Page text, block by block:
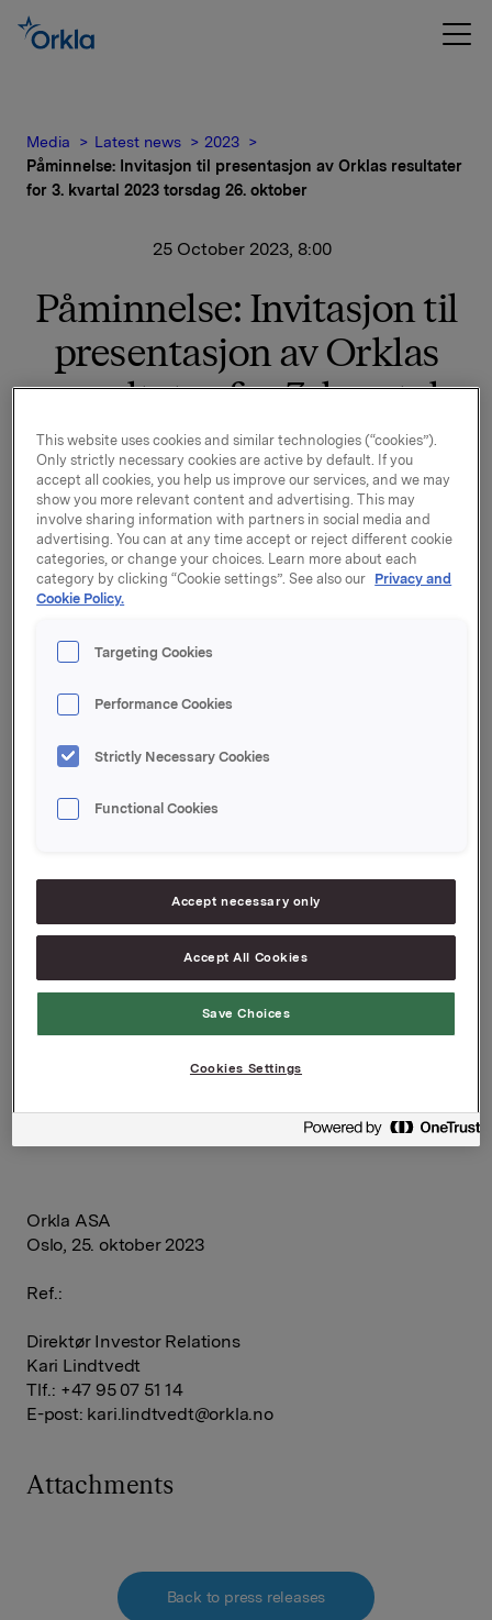
Media Latest news
2023
Påminnelse: Invitasjon til presentasjon av Orklas resultater
for 3. kvartal 2023 torsdag 26. oktober
25 October 2023, 8:00
Påminnelse: Invitasjon til
presentasjon av Orklas
resultater for 3. kvartal
2023 torsdag 26. oktober
Orkla offentliggjør resultater for 3. kvartal 2023
torsdag 26. oktober 2023 kl. 07.00.
Kvartalsrapporten og presentasjonsmaterialet blir
samtidig gjort tilgjengelig på
https://investors.orkla.com/English/norsk/nyhetsarkiv
Presentasjon av resultatene holdes kl. 08.00 i
Presentasjonen, samt påfølgende Q&A, holdes på
https://investors.orkla.com(direkte link:
1/presentations/NjJT4fDpHMdLSFJ0IC1a
på telefon:
Internasjonalt: +44 (0) 20 3350 7550
PIN-kode: 7442210#
Det er anledning til å stille spørsmål i salen eller
skriftlig på webcasten.
registrere seg på forhånd ved å sende en epost til:
resepsjon for utdeling av adgangskort.
Orkla ASA
Oslo, 25. oktober 2023
Ref.:
Direktør Investor Relations
Kari Lindtvedt
Tlf.: +47 95 07 51 14
E-post: kari.lindtvedt@orkla.no
Attachments
Back to press releases
This website uses cookies and similar technologies (“cookies”).
Only strictly necessary cookies are active by default. If you
accept all cookies, you help us improve our services, and we may
show you more relevant content and advertising. This may
involve sharing information with partners in social media and
advertising. You can at any time accept or reject different cookie
categories, or change your choices. Learn more about each
category by clicking “Cookie settings”. See also our Privacy and
Cookie Policy.
Targeting Cookies
Performance Cookies
Strictly Necessary Cookies
Functional Cookies
Accept necessary only
Accept All Cookies
Save Choices
Cookies Settings